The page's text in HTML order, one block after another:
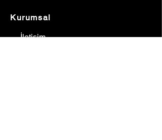
Kurumsal
İletişim